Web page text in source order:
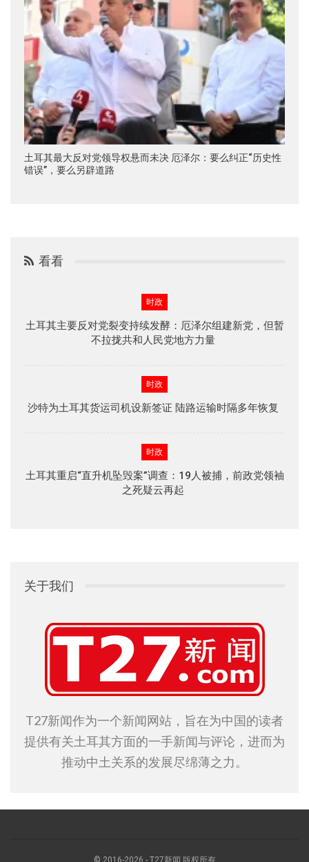
土耳其最大反对党领导权悬而未决 厄泽尔：要么纠正“历史性
错误”，要么另辟道路
看看
时政
土耳其主要反对党裂变持续发酵：厄泽尔组建新党，但暂
不拉拢共和人民党地方力量
时政
沙特为土耳其货运司机设新签证 陆路运输时隔多年恢复
时政
土耳其重启“直升机坠毁案”调查：19人被捕，前政党领袖
之死疑云再起
关于我们
T27新闻作为一个新闻网站，旨在为中国的读者
提供有关土耳其方面的一手新闻与评论，进而为
推动中土关系的发展尽绵薄之力。